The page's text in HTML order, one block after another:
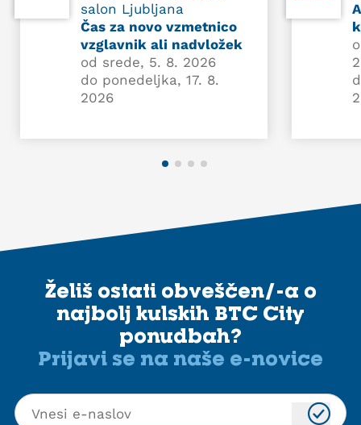
salon Ljubljana
Čas za novo vzmetnico
vzglavnik ali nadvložek
od srede, 5. 8. 2026
do ponedeljka, 17. 8.
2026
Želiš ostati obveščen/-a o
najbolj kulskih BTC City
ponudbah?
Prijavi se na naše e-novice